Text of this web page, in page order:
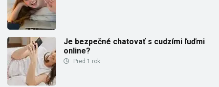
Je bezpečné chatovať s cudzími ľuďmi
online?
Pred 1 rok